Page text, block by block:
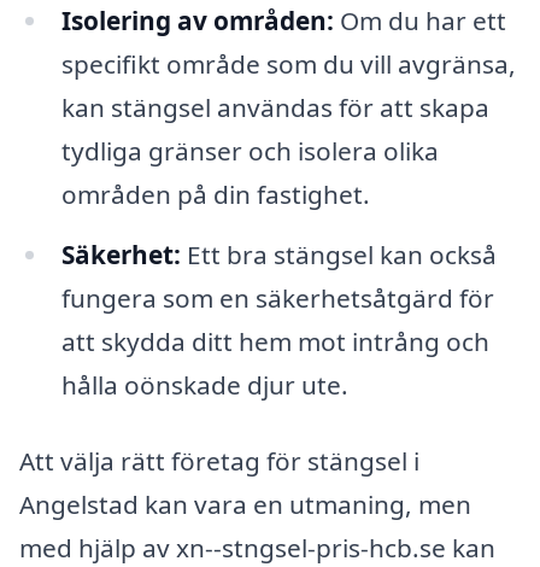
Isolering av områden: Om du har ett
specifikt område som du vill avgränsa,
kan stängsel användas för att skapa
tydliga gränser och isolera olika
områden på din fastighet.
Säkerhet: Ett bra stängsel kan också
fungera som en säkerhetsåtgärd för
att skydda ditt hem mot intrång och
hålla oönskade djur ute.
Att välja rätt företag för stängsel i
Angelstad kan vara en utmaning, men
med hjälp av xn--stngsel-pris-hcb.se kan